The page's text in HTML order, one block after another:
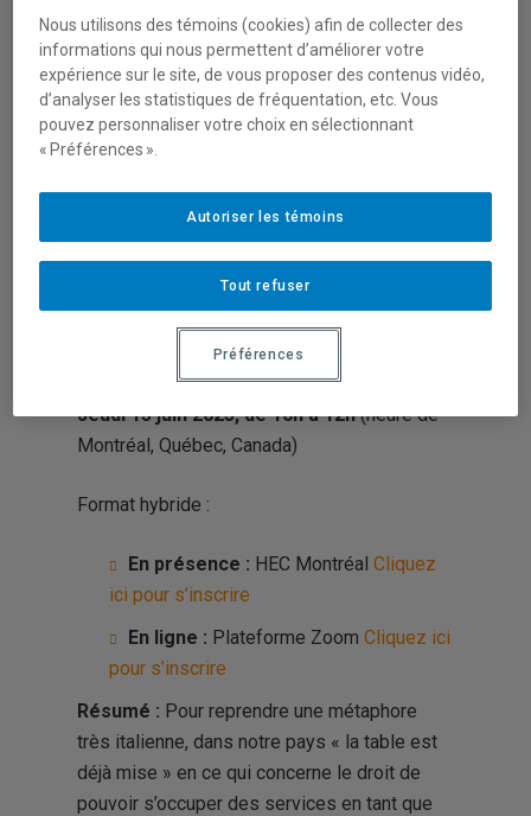
Participer à soigner les biens communs
entre intérêt public et général :
l’innovation administrative italienne et les
sociologie urbaine, Polytechnique de Turin,
Jeudi 15 juin 2023, de 10h à 12h(heure de
Montréal, Québec, Canada)
Format hybride :
En présence : HEC Montréal Cliquez
ici pour s’inscrire
En ligne : Plateforme Zoom Cliquez ici
pour s’inscrire
Résumé : Pour reprendre une métaphore
très italienne, dans notre pays « la table est
déjà mise » en ce qui concerne le droit de
pouvoir s’occuper des services en tant que
Nous utilisons des témoins (cookies) afin de collecter des
informations qui nous permettent d’améliorer votre
expérience sur le site, de vous proposer des contenus vidéo,
d’analyser les statistiques de fréquentation, etc. Vous
pouvez personnaliser votre choix en sélectionnant
« Préférences ».
Tout refuser
Autoriser les témoins
Préférences